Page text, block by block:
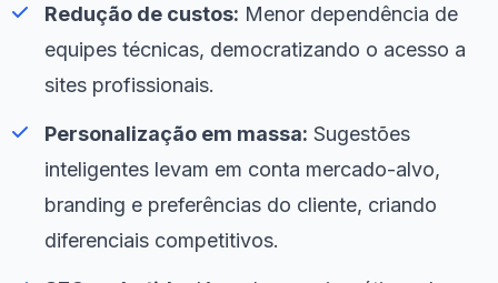
Redução de custos: Menor dependência de
equipes técnicas, democratizando o acesso a
sites profissionais.
Personalização em massa: Sugestões
inteligentes levam em conta mercado-alvo,
branding e preferências do cliente, criando
diferenciais competitivos.